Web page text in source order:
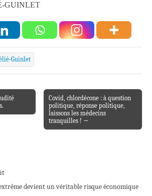
GUINLET
Guinlet
Covid, chlordécone : à question
politique, réponse politique,
laissons les médecins
tranquilles ! →
devient un véritable risque économique